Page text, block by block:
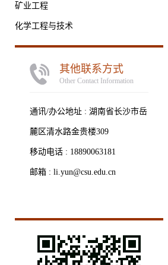
矿业工程
化学工程与技术
其他联系方式
Other Contact Information
通讯/办公地址 : 湖南省长沙市岳
麓区清水路金贵楼309
移动电话 : 18890063181
邮箱 : li.yun@csu.edu.cn